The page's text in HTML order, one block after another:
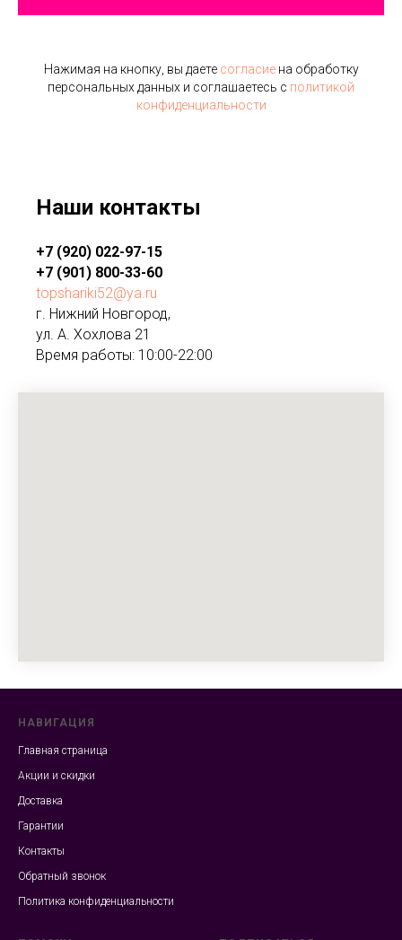
Нажимая на кнопку, вы даете согласиена обработку
персональных данных и соглашаетесь c политикой
конфиденциальности
Наши контакты
+7 (920) 022-97-15
+7 (901) 800-33-60
topshariki52@ya.ru
г. Нижний Новгород,
ул. А. Хохлова 21
Время работы: 10:00-22:00
НАВИГАЦИЯ
Главная страница
Акции и скидки
Доставка
Гарантии
Контакты
Обратный звонок
Политика конфиденциальности